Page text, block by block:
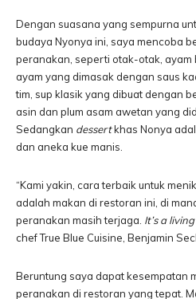
Dengan suasana yang sempurna
budaya Nyonya ini, saya mencoba
peranakan, seperti otak-otak, ayam
ayam yang dimasak dengan saus
tim, sup klasik yang dibuat dengan
asin dan plum asam awetan yang
Sedangkan dessertkhas Nonya
dan aneka kue manis.
“Kami yakin, cara terbaik untuk
adalah makan di restoran ini, di
peranakan masih terjaga. It’s a
chef True Blue Cuisine, Benjamin
Beruntung saya dapat kesempatan
peranakan di restoran yang tepat.